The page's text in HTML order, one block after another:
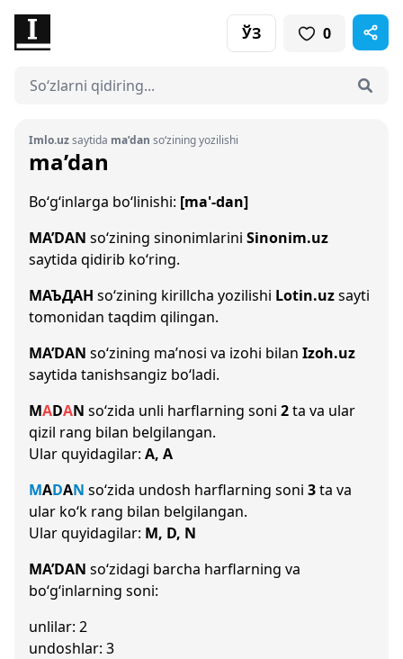
ЎЗ 0
Imlo.uzsaytida ma’dan so‘zining yozilishi
ma’dan
Bo‘g‘inlarga bo‘linishi: [ma'-dan]
MA’DAN so‘zining sinonimlarini Sinonim.uz
saytida qidirib ko‘ring.
МАЪДАН so‘zining kirillcha yozilishi Lotin.uzsayti
tomonidan taqdim qilingan.
MA’DAN so‘zining ma’nosi va izohi bilan Izoh.uz
saytida tanishsangiz bo‘ladi.
MADAN so‘zida unli harflarning soni 2ta va ular
qizil rang bilan belgilangan.
Ular quyidagilar: A, A
MADAN so‘zida undosh harflarning soni 3ta va
ular ko‘k rang bilan belgilangan.
Ular quyidagilar: M, D, N
MA’DAN so‘zidagi barcha harflarning va
bo‘g‘inlarning soni:
unlilar: 2
undoshlar: 3